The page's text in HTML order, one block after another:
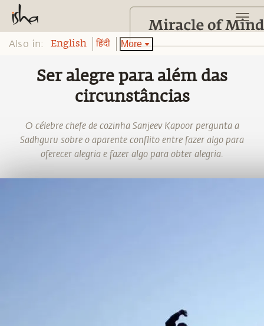
Also in: English हिंदी More
Ser alegre para além das
circunstâncias
O célebre chefe de cozinha Sanjeev Kapoor pergunta a
Sadhguru sobre o aparente conflito entre fazer algo para
oferecer alegria e fazer algo para obter alegria.